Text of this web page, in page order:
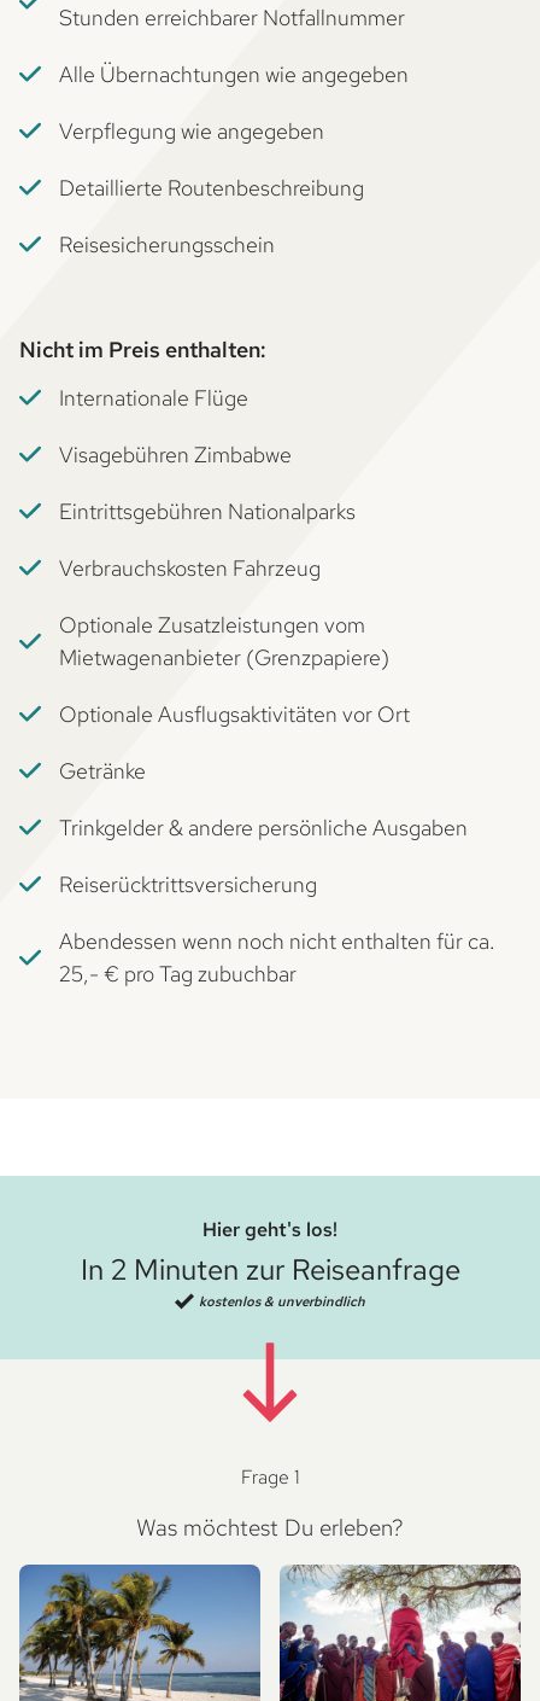
Stunden erreichbarer Notfallnummer
Alle Übernachtungen wie angegeben
Verpflegung wie angegeben
Detaillierte Routenbeschreibung
Reisesicherungsschein
Nicht im Preis enthalten:
Internationale Flüge
Visagebühren Zimbabwe
Eintrittsgebühren Nationalparks
Verbrauchskosten Fahrzeug
Optionale Zusatzleistungen vom
Mietwagenanbieter (Grenzpapiere)
Optionale Ausflugsaktivitäten vor Ort
Getränke
Trinkgelder & andere persönliche Ausgaben
Reiserücktrittsversicherung
Abendessen wenn noch nicht enthalten für ca.
25,- € pro Tag zubuchbar
Hier geht's los!
In 2 Minuten zur Reiseanfrage
kostenlos & unverbindlich
Frage 1
Was möchtest Du erleben?